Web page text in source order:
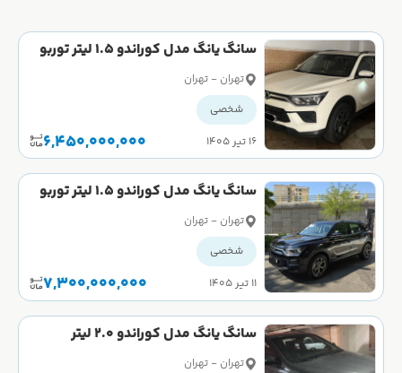
سانگ یانگ مدل کوراندو 1.5 لیتر توربو
2WD سال 2023 کارکردهتهران - تهران
شخصی
۱۶ تیر ۱۴۰۵
6,450,000,000
سانگ یانگ مدل کوراندو 1.5 لیتر توربو
AWD سال 2023 کارکردهتهران - تهران
شخصی
۱۱ تیر ۱۴۰۵
7,300,000,000
سانگ یانگ مدل کوراندو 2.0 لیتر
پرمیوم سال 2015 کارکرده
تهران - تهران